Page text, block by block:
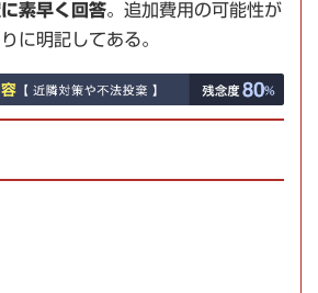
素早く回答。追加費用の可能性が
りに明記してある。